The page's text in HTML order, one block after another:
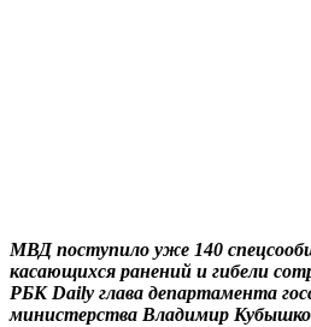
МВД поступило уже 140
касающихся ранений и гибели
РБК Daily глава департамента
министерства Владимир Кубышко